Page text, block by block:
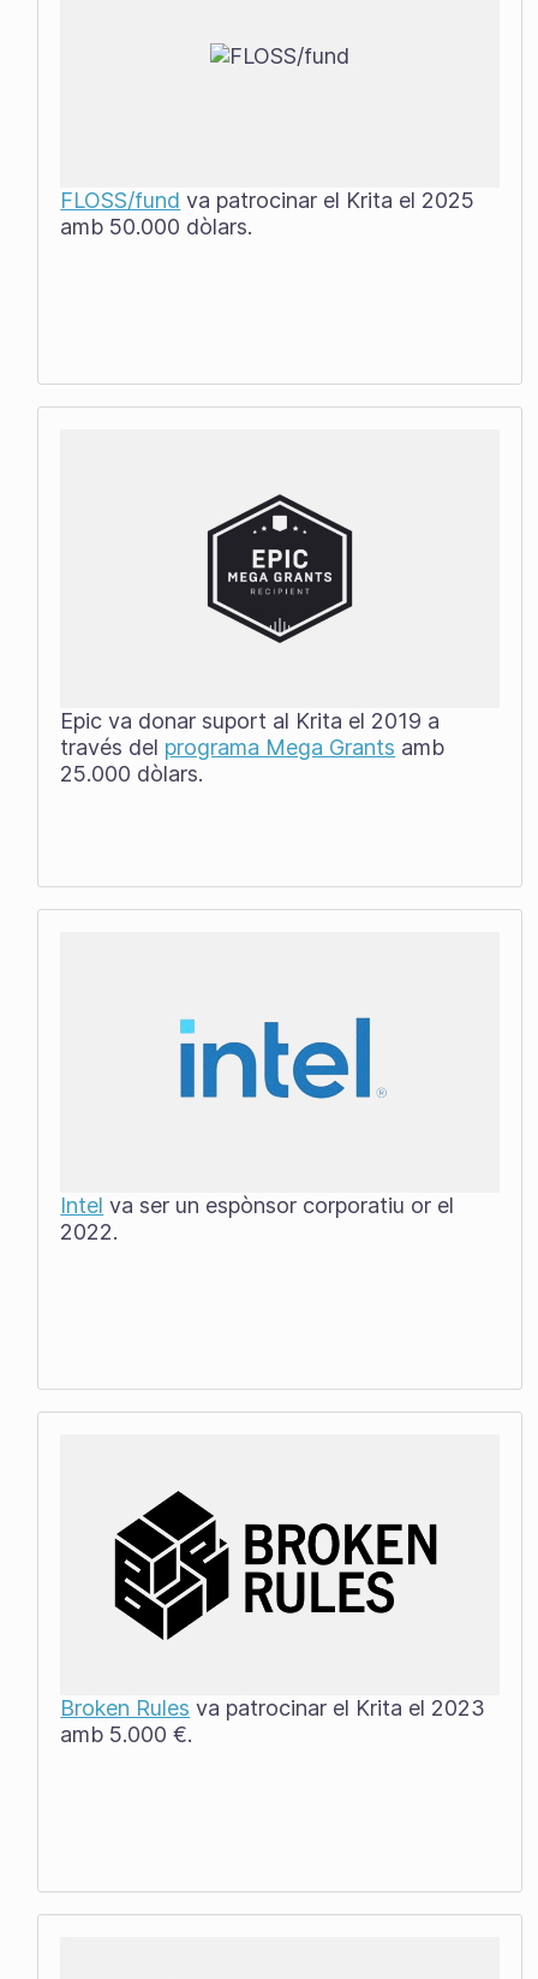
FLOSS/fund va patrocinar el Krita el 2025
amb 50.000 dòlars.
Epic va donar suport al Krita el 2019 a
través del programa Mega Grants amb
25.000 dòlars.
Intel va ser un espònsor corporatiu or el
2022.
Broken Rules va patrocinar el Krita el 2023
amb 5.000 €.